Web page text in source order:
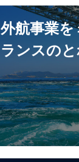
外航事業
ランスの